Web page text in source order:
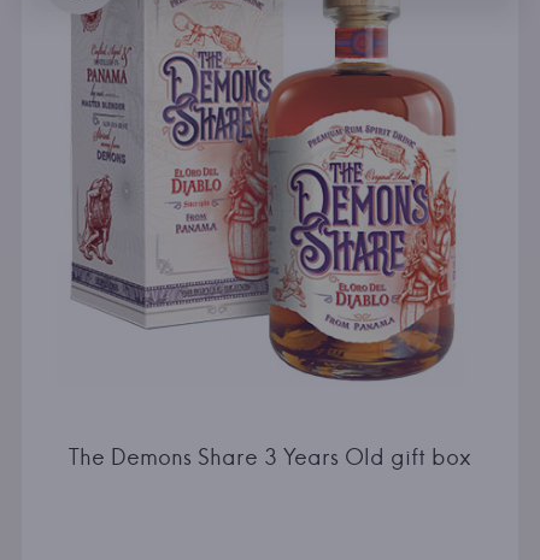
The Demons Share 3 Years Old gift box